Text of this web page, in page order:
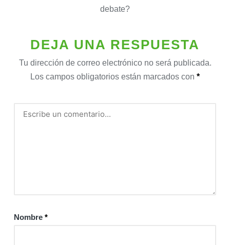
debate?
DEJA UNA RESPUESTA
Tu dirección de correo electrónico no será publicada.
Los campos obligatorios están marcados con *
Nombre *